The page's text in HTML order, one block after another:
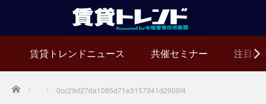
賃貸トレンドニュース 共催セミナー 注目の
Home 0cc29d27da1085d71e3157941d2906f4